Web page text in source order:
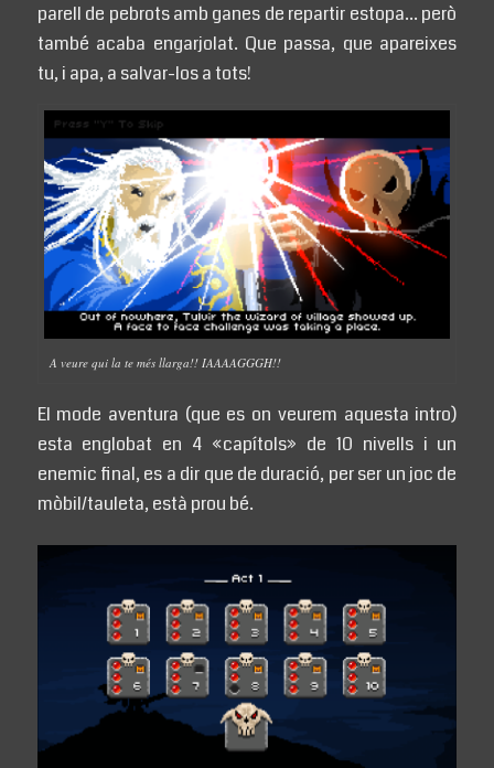
parell de pebrots amb ganes de repartir estopa… però
també acaba engarjolat. Que passa, que apareixes
tu, i apa, a salvar-los a tots!
A veure qui la te més llarga!! IAAAAGGGH!!
El mode aventura (que es on veurem aquesta intro)
esta englobat en 4 «capítols» de 10 nivells i un
enemic final, es a dir que de duració, per ser un joc de
mòbil/tauleta, està prou bé.